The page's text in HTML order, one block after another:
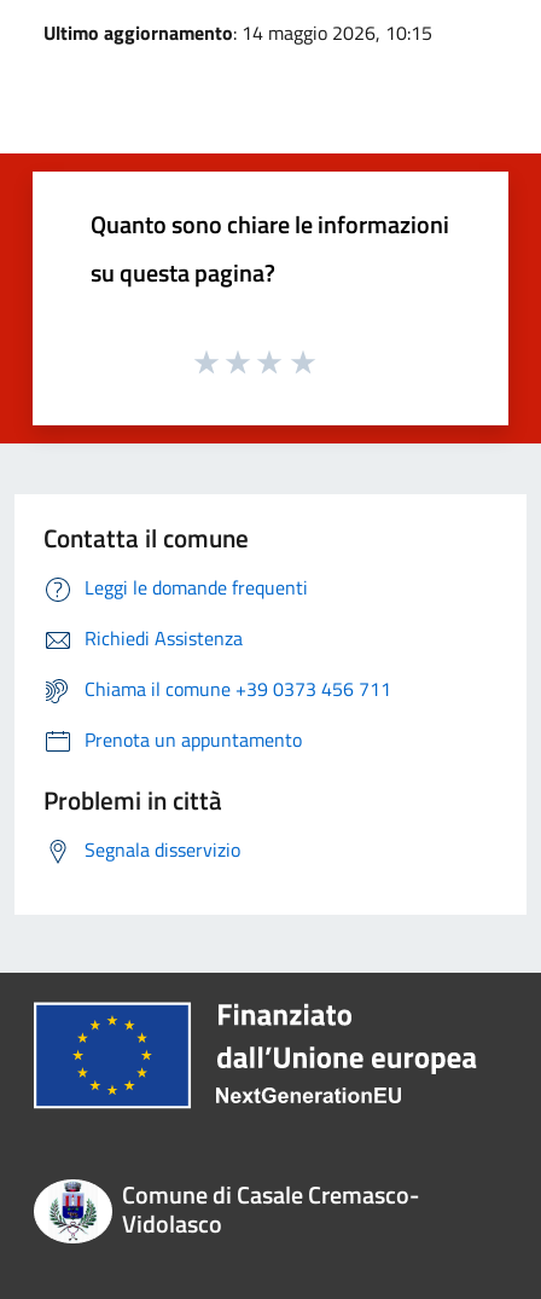
Ultimo aggiornamento: 14 maggio 2026, 10:15
Quanto sono chiare le informazioni
su questa pagina?
Contatta il comune
Leggi le domande frequenti
Richiedi Assistenza
Chiama il comune +39 0373 456 711
Prenota un appuntamento
Problemi in città
Segnala disservizio
Comune di Casale Cremasco-
Vidolasco